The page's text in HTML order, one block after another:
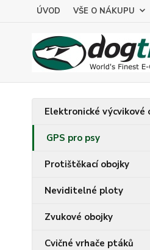
ÚVOD VŠE O NÁKUPU
Elektronické výcvikové
GPS pro psy
Protištěkací obojky
Neviditelné ploty
Zvukové obojky
Cvičné vrhače ptáků